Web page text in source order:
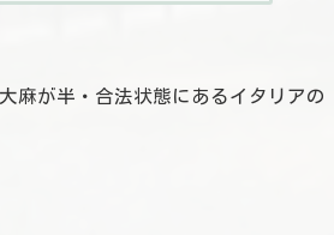
麻が半・合法状態にあるイタリアの